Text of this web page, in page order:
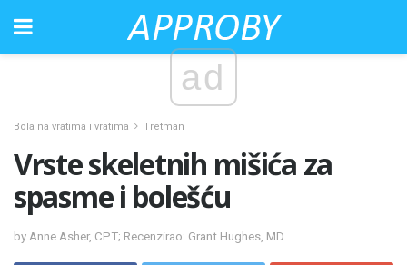
ad
Bola na vratima i vratima Tretman
Vrste skeletnih mišića za
spasme i bolešću
by Anne Asher, CPT; Recenzirao: Grant Hughes, MD